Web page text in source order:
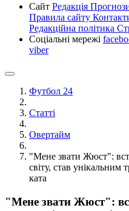
Сайт Редакція
Правила сайту
Редакційна політика
Соціальні мережі
viber
Футбол 24
Статті
Овертайм
"Мене звати Жюст":
світу, став
ката
"Мене звати Жюст":